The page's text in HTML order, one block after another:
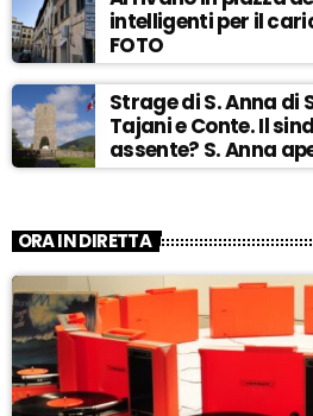
intelligenti per il
FOTO
Strage di S. Anna di
Tajani e Conte. Il
assente? S. Anna
ASCOLTA
ORA IN DIRETTA